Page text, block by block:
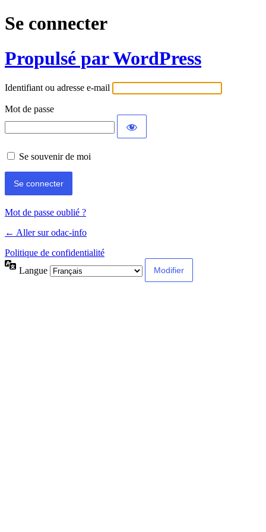
Se connecter
Propulsé par WordPress
Identifiant ou adresse e-mail
Mot de passe
Se souvenir de moi
Mot de passe oublié ?
← Aller sur odac-info
Politique de confidentialité
Langue